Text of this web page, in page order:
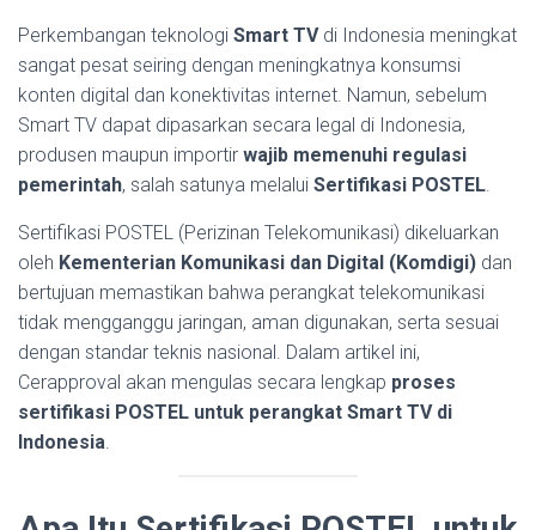
N
Perkembangan teknologi Smart TVdi Indonesia meningkat
sangat pesat seiring dengan meningkatnya konsumsi
konten digital dan konektivitas internet. Namun, sebelum
Smart TV dapat dipasarkan secara legal di Indonesia,
produsen maupun importir wajib memenuhi regulasi
pemerintah, salah satunya melalui Sertifikasi POSTEL.
Sertifikasi POSTEL (Perizinan Telekomunikasi) dikeluarkan
oleh Kementerian Komunikasi dan Digital (Komdigi) dan
bertujuan memastikan bahwa perangkat telekomunikasi
tidak mengganggu jaringan, aman digunakan, serta sesuai
dengan standar teknis nasional. Dalam artikel ini,
Cerapproval akan mengulas secara lengkap proses
sertifikasi POSTEL untuk perangkat Smart TV di
Indonesia.